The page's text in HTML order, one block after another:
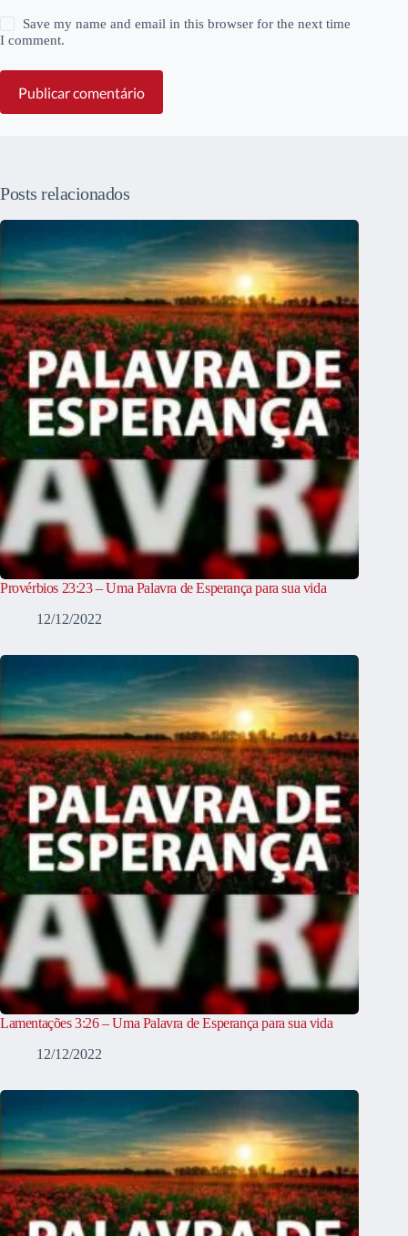
Save my name and email in this browser for the next time
I comment.
Publicar comentário
Posts relacionados
Provérbios 23:23 – Uma Palavra de Esperança para sua vida
12/12/2022
Lamentações 3:26 – Uma Palavra de Esperança para sua vida
12/12/2022